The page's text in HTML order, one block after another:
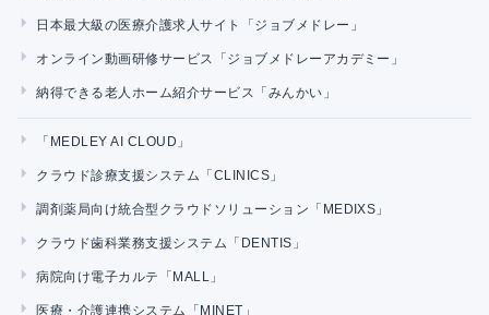
日本最大級の医療介護求人サイト「ジョブメドレー」
オンライン動画研修サービス「ジョブメドレーアカデミー」
納得できる老人ホーム紹介サービス「みんかい」
「MEDLEY AI CLOUD」
クラウド診療支援システム「CLINICS」
調剤薬局向け統合型クラウドソリューション「MEDIXS」
クラウド歯科業務支援システム「DENTIS」
病院向け電子カルテ「MALL」
医療・介護連携システム「MINET」